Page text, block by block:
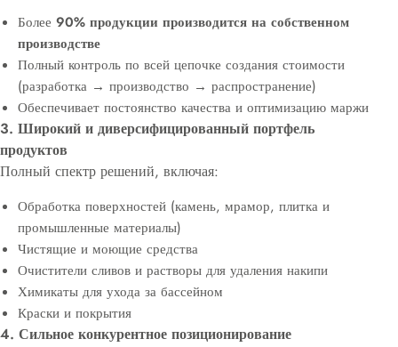
Более 90% продукции производится на собственном
производстве
Полный контроль по всей цепочке создания стоимости
(разработка → производство → распространение)
Обеспечивает постоянство качества и оптимизацию маржи
3. Широкий и диверсифицированный портфель
продуктов
Полный спектр решений, включая:
Обработка поверхностей (камень, мрамор, плитка и
промышленные материалы)
Чистящие и моющие средства
Очистители сливов и растворы для удаления накипи
Химикаты для ухода за бассейном
Краски и покрытия
4. Сильное конкурентное позиционирование